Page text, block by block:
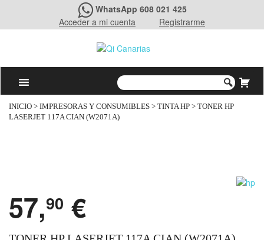
WhatsApp 608 021 425
Acceder a mi cuenta
Registrarme
INICIO > IMPRESORAS Y CONSUMIBLES > TINTA HP > TONER HP
LASERJET 117A CIAN (W2071A)
57,90 €